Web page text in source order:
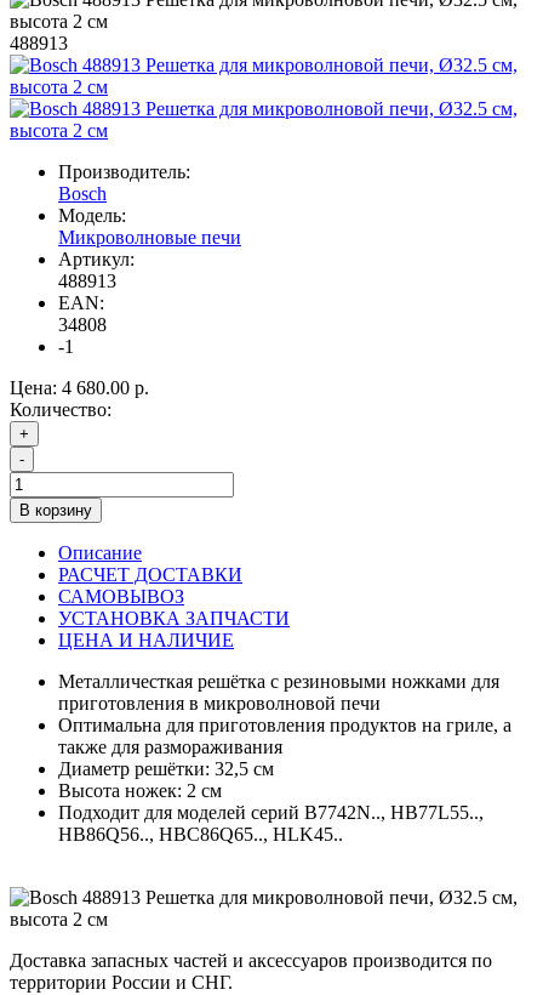
488913
Производитель:
Bosch
Модель:
Микроволновые печи
Артикул:
488913
EAN:
34808
-1
Цена: 4 680.00 р.
Количество:
+
-
В корзину
Описание
РАСЧЕТ ДОСТАВКИ
САМОВЫВОЗ
УСТАНОВКА ЗАПЧАСТИ
ЦЕНА И НАЛИЧИЕ
Металличесткая решётка с резиновыми ножками для
приготовления в микроволновой печи
Оптимальна для приготовления продуктов на гриле, а
также для размораживания
Диаметр решётки: 32,5 см
Высота ножек: 2 см
Подходит для моделей серий B7742N.., HB77L55..,
HB86Q56.., HBC86Q65.., HLK45..
Доставка запасных частей и аксессуаров производится по
территории России и СНГ.